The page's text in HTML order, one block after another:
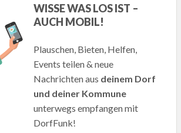
WISSE WAS LOS IST –
AUCH MOBIL!
Plauschen, Bieten, Helfen,
Events teilen & neue
Nachrichten aus deinem Dorf
und deiner Kommune
unterwegs empfangen mit
DorfFunk!